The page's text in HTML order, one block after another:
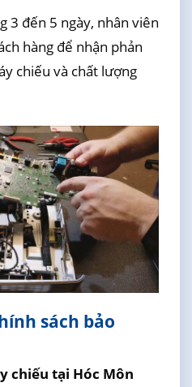
3 đến 5 ngày, nhân viên
hàng để nhận phản
chiếu và chất lượng
sách bảo
chiếu tại Hóc Môn